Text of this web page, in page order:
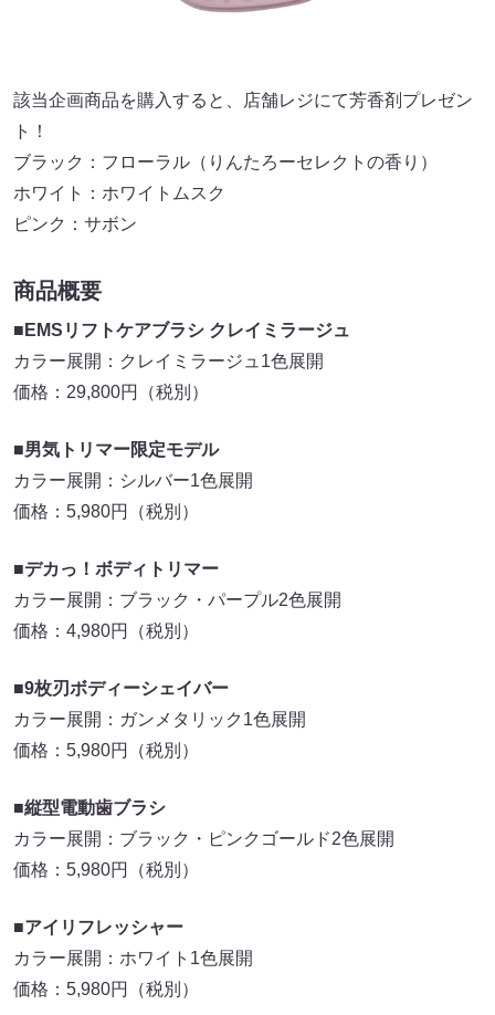
該当企画商品を購入すると、店舗レジにて芳香剤プレゼン
ト！
ブラック：フローラル（りんたろーセレクトの香り）
ホワイト：ホワイトムスク
ピンク：サボン
商品概要
■EMSリフトケアブラシ クレイミラージュ
カラー展開：クレイミラージュ1色展開
価格：29,800円（税別）
■男気トリマー限定モデル
カラー展開：シルバー1色展開
価格：5,980円（税別）
■デカっ！ボディトリマー
カラー展開：ブラック・パープル2色展開
価格：4,980円（税別）
■9枚刃ボディーシェイバー
カラー展開：ガンメタリック1色展開
価格：5,980円（税別）
■縦型電動歯ブラシ
カラー展開：ブラック・ピンクゴールド2色展開
価格：5,980円（税別）
■アイリフレッシャー
カラー展開：ホワイト1色展開
価格：5,980円（税別）